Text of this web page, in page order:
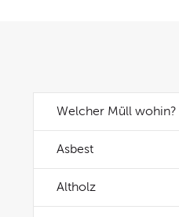
Welcher Müll wohin?
Asbest
Altholz